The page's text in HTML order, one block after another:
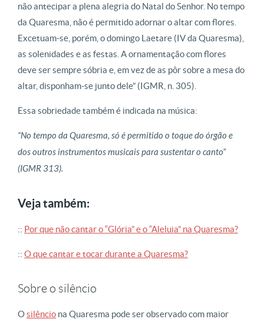
não antecipar a plena alegria do Natal do Senhor. No tempo
da Quaresma, não é permitido adornar o altar com flores.
Excetuam-se, porém, o domingo Laetare (IV da Quaresma),
as solenidades e as festas. A ornamentação com flores
deve ser sempre sóbria e, em vez de as pôr sobre a mesa do
altar, disponham-se junto dele” (IGMR, n. 305).
Essa sobriedade também é indicada na música:
“No tempo da Quaresma, só é permitido o toque do órgão e
dos outros instrumentos musicais para sustentar o canto”
(IGMR 313).
Veja também:
:: Por que não cantar o “Glória” e o “Aleluia” na Quaresma?
:: O que cantar e tocar durante a Quaresma?
Sobre o silêncio
Osilêncio na Quaresma pode ser observado com maior